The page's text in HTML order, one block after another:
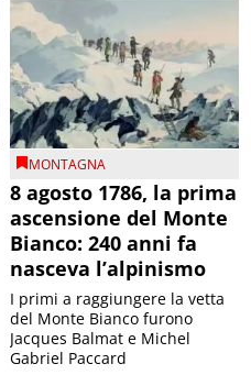
MONTAGNA
8 agosto 1786, la prima
ascensione del Monte
Bianco: 240 anni fa
nasceva l’alpinismo
I primi a raggiungere la vetta
del Monte Bianco furono
Jacques Balmat e Michel
Gabriel Paccard